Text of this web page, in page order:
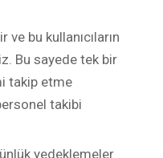
ve bu kullanıcıların
Bu sayede tek bir
takip etme
takibi
yedeklemeler